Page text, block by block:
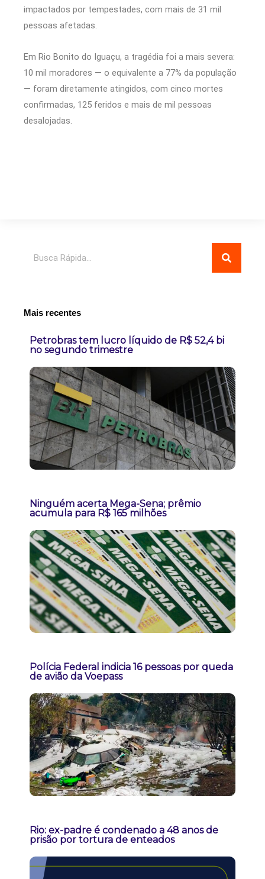
impactados por tempestades, com mais de 31 mil
pessoas afetadas.
Em Rio Bonito do Iguaçu, a tragédia foi a mais severa:
10 mil moradores — o equivalente a 77% da população
— foram diretamente atingidos, com cinco mortes
confirmadas, 125 feridos e mais de mil pessoas
desalojadas.
Mais recentes
Petrobras tem lucro líquido de R$ 52,4 bi
no segundo trimestre
Ninguém acerta Mega-Sena; prêmio
acumula para R$ 165 milhões
Polícia Federal indicia 16 pessoas por queda
de avião da Voepass
Rio: ex-padre é condenado a 48 anos de
prisão por tortura de enteados